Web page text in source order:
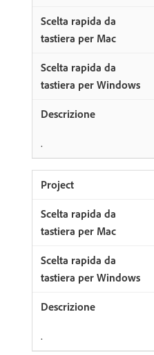
.
.